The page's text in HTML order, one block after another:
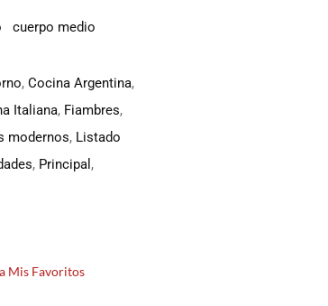
cuerpo medio
, Cocina Argentina,
Italiana, Fiambres,
modernos, Listado
, Principal ,
Mis Favoritos